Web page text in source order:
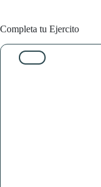
Completa tu Ejercito